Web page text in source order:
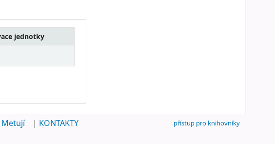
jednotky
přístup pro knihovníky
Metují | KONTAKTY